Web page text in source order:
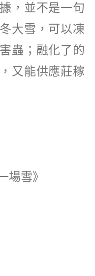
，並不是一句
大雪，可以凍
蟲；融化了的
又能供應莊稼
場雪》